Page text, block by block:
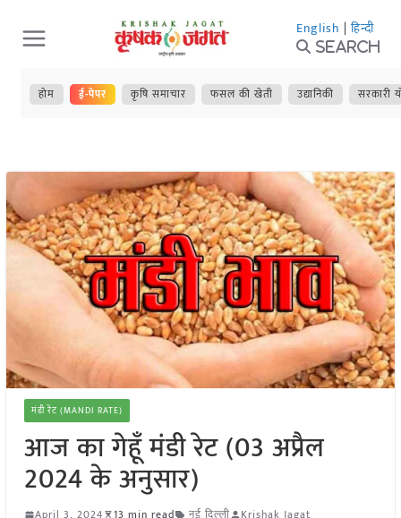
Skip
to
content
English | हिन्दी
Search
होम ई-पेपर कृषि समाचार फसल की खेती उद्यानिकी सरकारी
मंडी रेट (MANDI RATE)
आज का गेहूँ मंडी रेट (03 अप्रैल
2024 के अनुसार)